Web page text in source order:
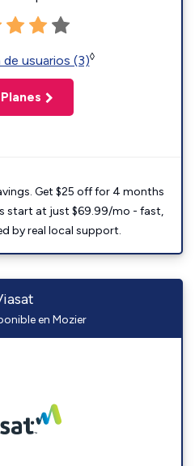
usuarios (3)◊
Get $25 off for 4 months
start at just $69.99/mo - fast,
by real local support.
en Mozier